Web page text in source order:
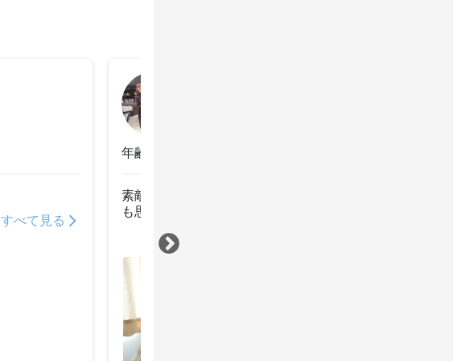
すべて見る
年齢：40代前半
素敵なヘアを提案してくださって、任せて良かったとい
も思う！